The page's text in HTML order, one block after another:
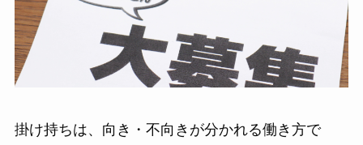
掛け持ちは、向き・不向きが分かれる働き方で